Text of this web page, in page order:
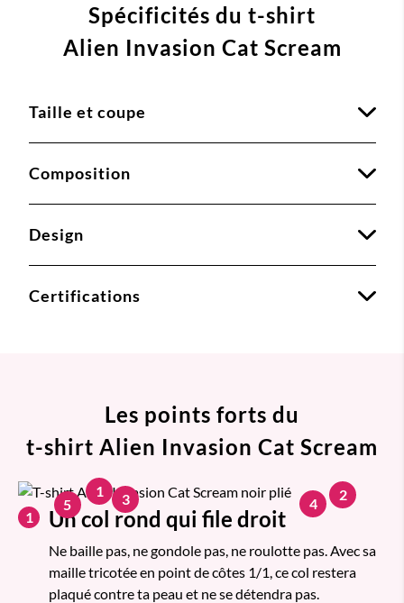
Spécificités du t-shirt
Alien Invasion Cat Scream
Taille et coupe
Composition
Design
Certifications
Les points forts du
t-shirt Alien Invasion Cat Scream
1 Un col rond qui file droit
Ne baille pas, ne gondole pas, ne roulotte pas. Avec sa
maille tricotée en point de côtes 1/1, ce col restera
plaqué contre ta peau et ne se détendra pas.
1 2
3 4
5